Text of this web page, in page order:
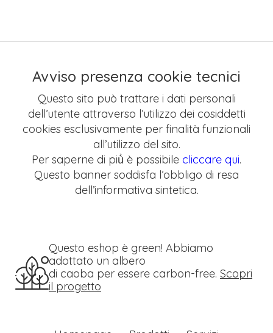
Avviso presenza cookie tecnici
Questo sito può trattare i dati personali
dell’utente attraverso l’utilizzo dei cosiddetti
cookies esclusivamente per finalità funzionali
all’utilizzo del sito.
Per saperne di più̀ è possibile cliccare qui.
Questo banner soddisfa l’obbligo di resa
dell’informativa sintetica.
Questo eshop è green! Abbiamo
adottato un albero
di caoba per essere carbon-free. Scopri
il progetto